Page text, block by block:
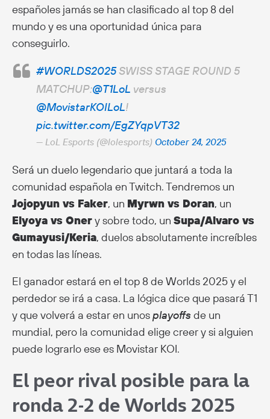
españoles jamás se han clasificado al top 8 del
mundo y es una oportunidad única para
conseguirlo.
#WORLDS2025SWISS STAGE ROUND 5
MATCHUP:@T1LoL versus
@MovistarKOILoL!
pic.twitter.com/EgZYqpVT32
— LoL Esports (@lolesports) October 24, 2025
Será un duelo legendario que juntará a toda la
comunidad española en Twitch. Tendremos un
Jojopyun vs Faker, un Myrwn vs Doran, un
Elyoya vs Onery sobre todo, un Supa/Alvaro vs
Gumayusi/Keria, duelos absolutamente increíbles
en todas las líneas.
El ganador estará en el top 8 de Worlds 2025 y el
perdedor se irá a casa. La lógica dice que pasará T1
y que volverá a estar en unosplayoffsde un
mundial, pero la comunidad elige creer y si alguien
puede lograrlo ese es Movistar KOI.
El peor rival posible para la
ronda 2-2 de Worlds 2025